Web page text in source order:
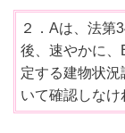
２．Aは、法第
後、速やかに、
定する建物状
いて確認しなけ